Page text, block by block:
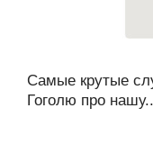
Самые крутые
Гоголю про